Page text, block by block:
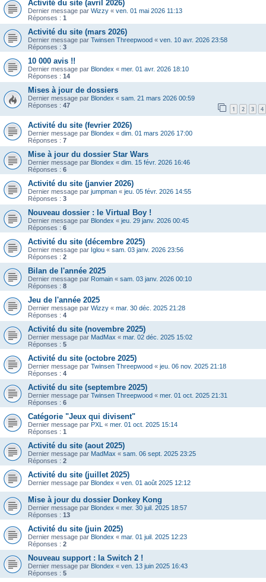
Activité du site (avril 2026)
Dernier message par Wizzy « ven. 01 mai 2026 11:13
Réponses : 1
Activité du site (mars 2026)
Dernier message par Twinsen Threepwood « ven. 10 avr. 2026 23:58
Réponses : 3
10 000 avis !!
Dernier message par Blondex « mer. 01 avr. 2026 18:10
Réponses : 14
Mises à jour de dossiers
Dernier message par Blondex « sam. 21 mars 2026 00:59
Réponses : 47 1 2 3 4
Activité du site (fevrier 2026)
Dernier message par Blondex « dim. 01 mars 2026 17:00
Réponses : 7
Mise à jour du dossier Star Wars
Dernier message par Blondex « dim. 15 févr. 2026 16:46
Réponses : 6
Activité du site (janvier 2026)
Dernier message par jumpman « jeu. 05 févr. 2026 14:55
Réponses : 3
Nouveau dossier : le Virtual Boy !
Dernier message par Blondex « jeu. 29 janv. 2026 00:45
Réponses : 6
Activité du site (décembre 2025)
Dernier message par Iglou « sam. 03 janv. 2026 23:56
Réponses : 2
Bilan de l'année 2025
Dernier message par Romain « sam. 03 janv. 2026 00:10
Réponses : 8
Jeu de l'année 2025
Dernier message par Wizzy « mar. 30 déc. 2025 21:28
Réponses : 4
Activité du site (novembre 2025)
Dernier message par MadMax « mar. 02 déc. 2025 15:02
Réponses : 5
Activité du site (octobre 2025)
Dernier message par Twinsen Threepwood « jeu. 06 nov. 2025 21:18
Réponses : 4
Activité du site (septembre 2025)
Dernier message par Twinsen Threepwood « mer. 01 oct. 2025 21:31
Réponses : 6
Catégorie "Jeux qui divisent"
Dernier message par PXL « mer. 01 oct. 2025 15:14
Réponses : 1
Activité du site (aout 2025)
Dernier message par MadMax « sam. 06 sept. 2025 23:25
Réponses : 2
Activité du site (juillet 2025)
Dernier message par Blondex « ven. 01 août 2025 12:12
Mise à jour du dossier Donkey Kong
Dernier message par Blondex « mer. 30 juil. 2025 18:57
Réponses : 13
Activité du site (juin 2025)
Dernier message par Blondex « mar. 01 juil. 2025 12:23
Réponses : 2
Nouveau support : la Switch 2 !
Dernier message par Blondex « ven. 13 juin 2025 16:43
Réponses : 5